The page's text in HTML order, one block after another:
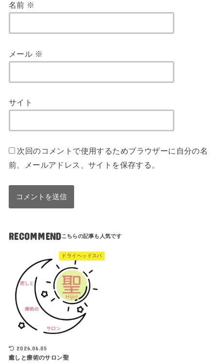
名前 ※
メール ※
サイト
次回のコメントで使用するためブラウザーに自分の名
前、メールアドレス、サイトを保存する。
RECOMMEND
ドライヘッドスパ
2026.06.05
癒しと療術のサロン聖